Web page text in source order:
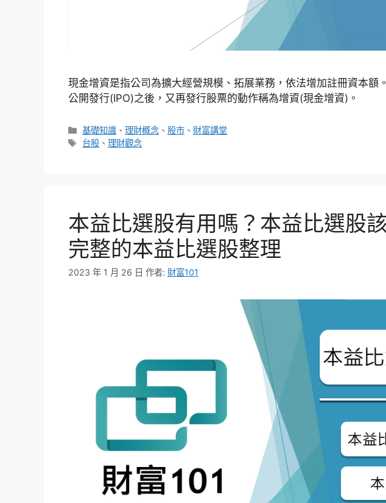
現金增資是指公司為擴大經營規模、拓展業務，依法增加註冊資本額
公開發行(IPO)之後，又再發行股票的動作稱為增資(現金增資)。
分
類
基礎知識 、理財概念 、 股市 、 財富講堂
標
台股 、理財觀念
本益比選股有用嗎？本益比選股
完整的本益比選股整理
2023 年 1 月 26 日 作者: 財富101